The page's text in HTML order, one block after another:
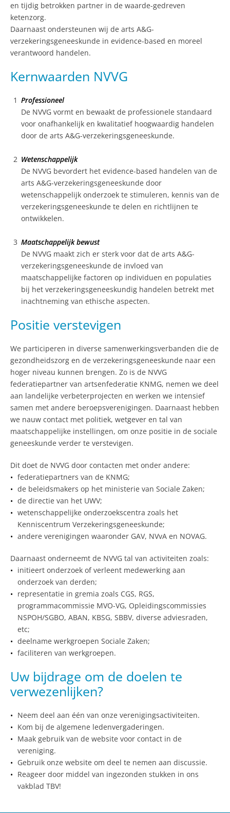
en tijdig betrokken partner in de waarde-gedreven
ketenzorg.
Daarnaast ondersteunen wij de arts A&G-
verzekeringsgeneeskunde in evidence-based en moreel
verantwoord handelen.
Kernwaarden NVVG
Professioneel
De NVVG vormt en bewaakt de professionele standaard
voor onafhankelijk en kwalitatief hoogwaardig handelen
door de arts A&G-verzekeringsgeneeskunde.
Wetenschappelijk
De NVVG bevordert het evidence-based handelen van de
arts A&G-verzekeringsgeneeskunde door
wetenschappelijk onderzoek te stimuleren, kennis van de
verzekeringsgeneeskunde te delen en richtlijnen te
ontwikkelen.
Maatschappelijk bewust
De NVVG maakt zich er sterk voor dat de arts A&G-
verzekeringsgeneeskunde de invloed van
maatschappelijke factoren op individuen en populaties
bij het verzekeringsgeneeskundig handelen betrekt met
inachtneming van ethische aspecten.
Positie verstevigen
We participeren in diverse samenwerkingsverbanden die de
gezondheidszorg en de verzekeringsgeneeskunde naar een
hoger niveau kunnen brengen. Zo is de NVVG
federatiepartner van artsenfederatie KNMG, nemen we deel
aan landelijke verbeterprojecten en werken we intensief
samen met andere beroepsverenigingen. Daarnaast hebben
we nauw contact met politiek, wetgever en tal van
maatschappelijke instellingen, om onze positie in de sociale
geneeskunde verder te verstevigen.
Dit doet de NVVG door contacten met onder andere:
federatiepartners van de KNMG;
de beleidsmakers op het ministerie van Sociale Zaken;
de directie van het UWV;
wetenschappelijke onderzoekscentra zoals het
Kenniscentrum Verzekeringsgeneeskunde;
andere verenigingen waaronder GAV, NVvA en NOVAG.
Daarnaast onderneemt de NVVG tal van activiteiten zoals:
initieert onderzoek of verleent medewerking aan
onderzoek van derden;
representatie in gremia zoals CGS, RGS,
programmacommissie MVO-VG, Opleidingscommissies
NSPOH/SGBO, ABAN, KBSG, SBBV, diverse adviesraden,
etc;
deelname werkgroepen Sociale Zaken;
faciliteren van werkgroepen.
Uw bijdrage om de doelen te
verwezenlijken?
Neem deel aan één van onze verenigingsactiviteiten.
Kom bij de algemene ledenvergaderingen.
Maak gebruik van de website voor contact in de
vereniging.
Gebruik onze website om deel te nemen aan discussie.
Reageer door middel van ingezonden stukken in ons
vakblad TBV!